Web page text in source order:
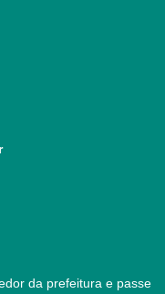
da prefeitura e passe